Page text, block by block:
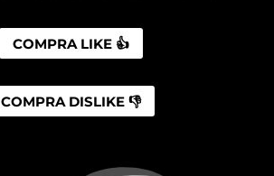
COMPRA LIKE 👍
COMPRA DISLIKE 👎